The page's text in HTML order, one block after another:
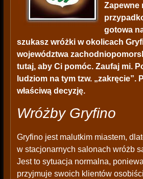
Zapewne
gotowa
szukasz wróżki w okolicach
województwa
tutaj, aby Ci pomóc. Zaufaj mi.
ludziom na tym tzw. „zakręcie”.
właściwą decyzję.
Wróżby Gryfino
Gryfino jest malutkim miastem,
w stacjonarnych salonach wróżb
Jest to sytuacja normalna,
przyjmuje swoich klientów